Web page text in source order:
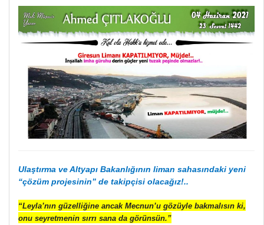
Ulaştırma ve Altyapı Bakanlığının liman sahasındaki yeni
“çözüm projesinin” de takipçisi olacağız!..
“Leyla’nın güzelliğine ancak Mecnun’u gözüyle bakmalısın ki,
onu seyretmenin sırrı sana da görünsün.”